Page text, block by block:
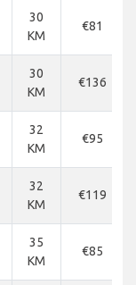
30
KM
€81
30
KM
€136
32
KM
€95
32
KM
€119
35
KM
€85